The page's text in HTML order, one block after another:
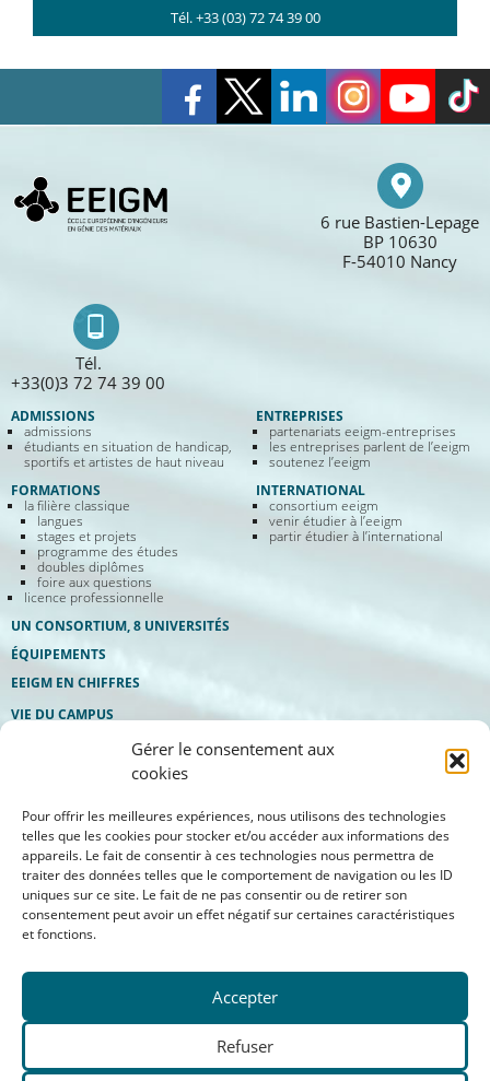
Gérer le consentement aux
cookies
Pour offrir les meilleures expériences, nous utilisons des technologies
telles que les cookies pour stocker et/ou accéder aux informations des
appareils. Le fait de consentir à ces technologies nous permettra de
traiter des données telles que le comportement de navigation ou les ID
uniques sur ce site. Le fait de ne pas consentir ou de retirer son
consentement peut avoir un effet négatif sur certaines caractéristiques
et fonctions.
Accepter
Refuser
Tél. +33 (03) 72 74 39 00
6 rue Bastien-Lepage
BP 10630
F-54010 Nancy
Tél.
+33(0)3 72 74 39 00
ADMISSIONS
admissions
étudiants en situation de handicap,
sportifs et artistes de haut niveau
FORMATIONS
la filière classique
langues
stages et projets
programme des études
doubles diplômes
foire aux questions
licence professionnelle
UN CONSORTIUM, 8 UNIVERSITÉS
ÉQUIPEMENTS
EEIGM EN CHIFFRES
ENTREPRISES
partenariats eeigm-entreprises
les entreprises parlent de l’eeigm
soutenez l’eeigm
INTERNATIONAL
consortium eeigm
venir étudier à l’eeigm
partir étudier à l’international
VIE DU CAMPUS
eeigm etudes & services
Mentions légales